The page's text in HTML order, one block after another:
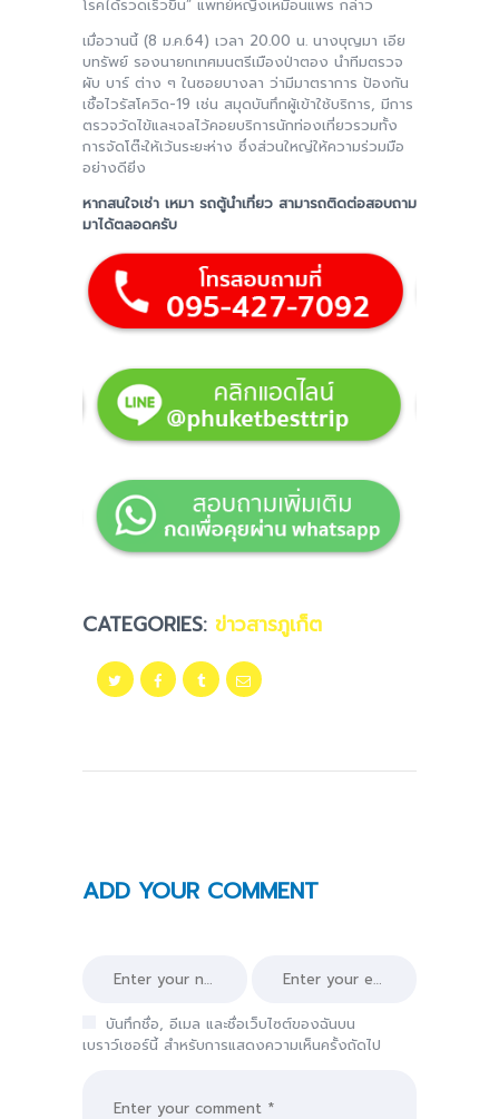
โรคได้รวดเร็วขึ้น” แพทย์หญิงเหมือนแพร กล่าว
เมื่อวานนี้ (8 ม.ค.64) เวลา 20.00 น. นางบุญมา เอีย
บทรัพย์ รองนายกเทศมนตรีเมืองป่าตอง นำทีมตรวจ
ผับ บาร์ ต่าง ๆ ในซอยบางลา ว่ามีมาตราการ ป้องกัน
เชื้อไวรัสโควิด-19 เช่น สมุดบันทึกผู้เข้าใช้บริการ, มีการ
ตรวจวัดไข้และเจลไว้คอยบริการนักท่องเที่ยวรวมทั้ง
การจัดโต๊ะให้เว้นระยะห่าง ซึ่งส่วนใหญ่ให้ความร่วมมือ
อย่างดียิ่ง
หากสนใจเช่า เหมา รถตู้นำเที่ยว สามารถติดต่อสอบถาม
มาได้ตลอดครับ
CATEGORIES: ข่าวสารภูเก็ต
ADD YOUR COMMENT
บันทึกชื่อ, อีเมล และชื่อเว็บไซต์ของฉันบน
เบราว์เซอร์นี้ สำหรับการแสดงความเห็นครั้งถัดไป